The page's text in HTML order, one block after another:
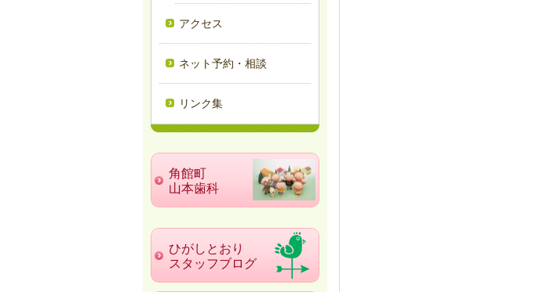
アクセス
ネット予約・相談
リンク集
角館町
山本歯科
ひがしとおり
スタッフブログ